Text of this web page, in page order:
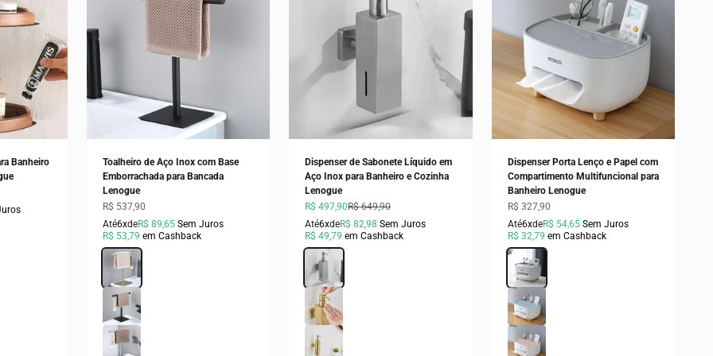
Banheiro
Toalheiro de Aço Inox com Base
Emborrachada para Bancada
Lenogue
Preço promocional
R$ 537,90
Até6xdeR$ 89,65 Sem Juros
R$ 53,79 em Cashback
Cor
Dourado
Preto
Prata
Dispenser de Sabonete Líquido em
Aço Inox para Banheiro e Cozinha
Lenogue
Preço promocional
R$ 497,90Preço normal
R$ 649,90
Até6xdeR$ 82,98 Sem Juros
R$ 49,79 em Cashback
Cor
Prata (Quadrado)
Dourado (Quadrado)
Dourado (Redondo)
Dispenser Porta Lenço e Papel com
Compartimento Multifuncional para
Banheiro Lenogue
Preço promocional
R$ 327,90
Até6xdeR$ 54,65 Sem Juros
R$ 32,79 em Cashback
Cor
Cinza
Azul
Rosa